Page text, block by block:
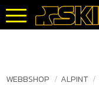
Meny
WEBBSHOP ALPINT